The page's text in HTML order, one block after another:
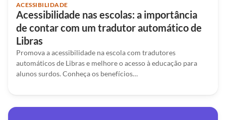
ACESSIBILIDADE
Acessibilidade nas escolas: a importância
de contar com um tradutor automático de
Libras
Promova a acessibilidade na escola com tradutores
automáticos de Libras e melhore o acesso à educação para
alunos surdos. Conheça os benefícios…